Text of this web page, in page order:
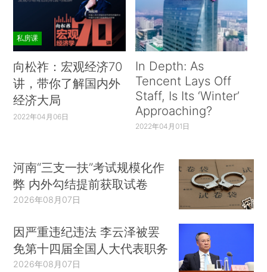
私房课
向松祚：宏观经济70
讲，带你了解国内外
经济大局
2022年04月06日
In Depth: As
Tencent Lays Off
Staff, Is Its ‘Winter’
Approaching?
2022年04月01日
河南“三支一扶”考试规模化作
弊 内外勾结提前获取试卷
2026年08月07日
因严重违纪违法 李云泽被罢
免第十四届全国人大代表职务
2026年08月07日